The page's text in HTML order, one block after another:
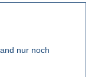
nur noch